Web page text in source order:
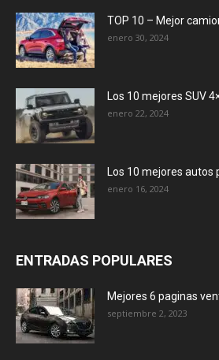
TOP 10 – Mejor
enero 30, 2024
Los 10 mejores SUV
enero 22, 2024
Los 10 mejores autos
enero 16, 2024
ENTRADAS POPULARES
Mejores 6 paginas
septiembre 2, 2023